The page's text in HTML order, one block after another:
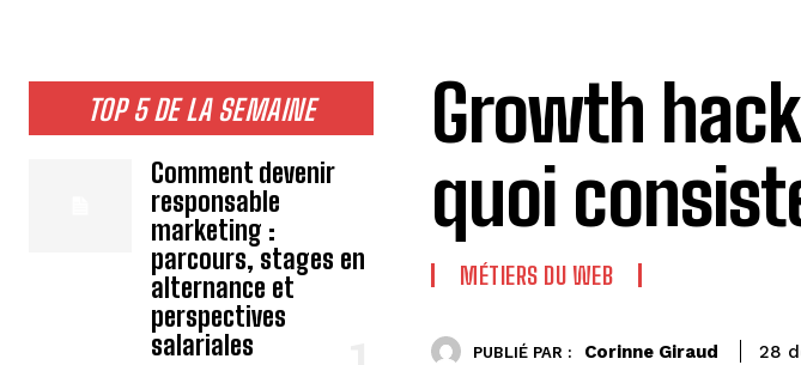
TOP 5 DE LA SEMAINE
Comment devenir
responsable
marketing :
parcours, stages en
alternance et
perspectives
salariales
Growth
quoi
MÉTIERS DU WEB
PUBLIÉ PAR : Corinne Giraud 28